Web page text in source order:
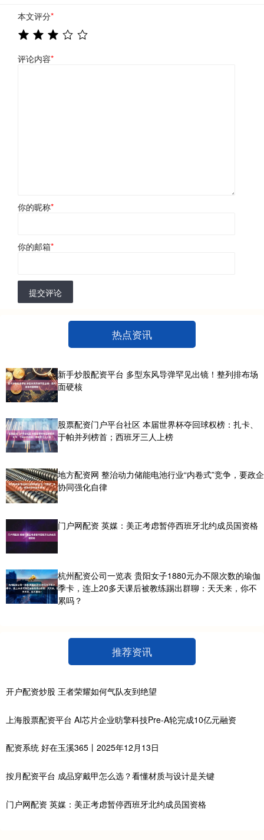
本文评分*
评论内容*
你的昵称*
你的邮箱*
提交评论
热点资讯
新手炒股配资平台 多型东风导弹罕见出镜！整列排布场
面硬核
股票配资门户平台社区 本届世界杯夺回球权榜：扎卡、
于帕并列榜首；西班牙三人上榜
地方配资网 整治动力储能电池行业“内卷式”竞争，要政企
协同强化自律
门户网配资 英媒：美正考虑暂停西班牙北约成员国资格
杭州配资公司一览表 贵阳女子1880元办不限次数的瑜伽
季卡，连上20多天课后被教练踢出群聊：天天来，你不
累吗？
推荐资讯
开户配资炒股 王者荣耀如何气队友到绝望
上海股票配资平台 AI芯片企业昉擎科技Pre-A轮完成10亿元融资
配资系统 好在玉溪365丨2025年12月13日
按月配资平台 成品穿戴甲怎么选？看懂材质与设计是关键
门户网配资 英媒：美正考虑暂停西班牙北约成员国资格